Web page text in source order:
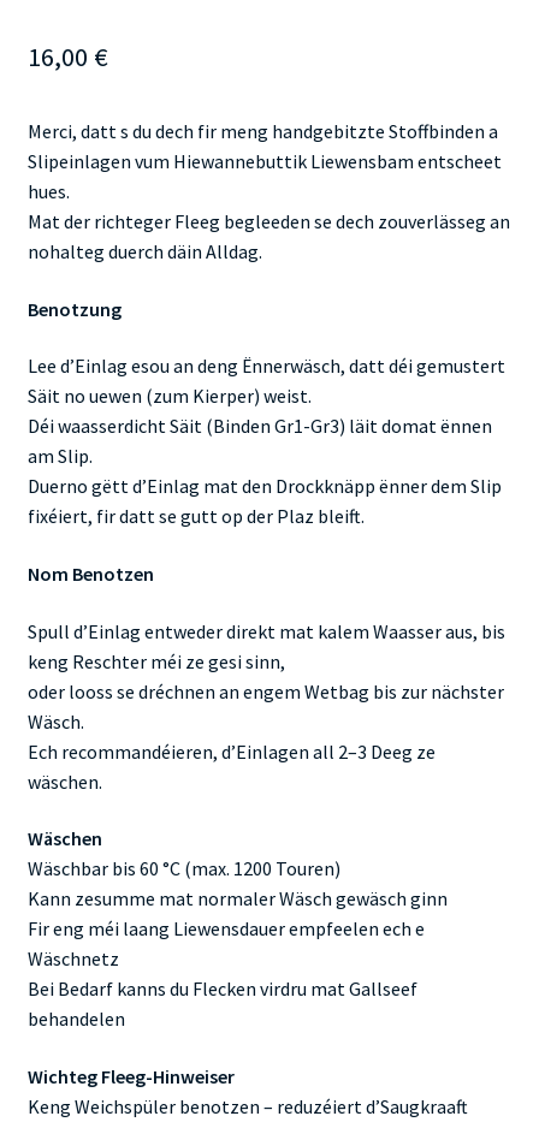
16,00 €
Merci, datt s du dech fir meng handgebitzte Stoffbinden a
Slipeinlagen vum Hiewannebuttik Liewensbam entscheet
hues.
Mat der richteger Fleeg begleeden se dech zouverlässeg an
nohalteg duerch däin Alldag.
Benotzung
Lee d’Einlag esou an deng Ënnerwäsch, datt déi gemustert
Säit no uewen (zum Kierper) weist.
Déi waasserdicht Säit (Binden Gr1-Gr3) läit domat ënnen
am Slip.
Duerno gëtt d’Einlag mat den Drockknäpp ënner dem Slip
fixéiert, fir datt se gutt op der Plaz bleift.
Nom Benotzen
Spull d’Einlag entweder direkt mat kalem Waasser aus, bis
keng Reschter méi ze gesi sinn,
oder looss se dréchnen an engem Wetbag bis zur nächster
Wäsch.
Ech recommandéieren, d’Einlagen all 2–3 Deeg ze
wäschen.
Wäschen
Wäschbar bis 60 °C (max. 1200 Touren)
Kann zesumme mat normaler Wäsch gewäsch ginn
Fir eng méi laang Liewensdauer empfeelen ech e
Wäschnetz
Bei Bedarf kanns du Flecken virdru mat Gallseef
behandelen
Wichteg Fleeg-Hinweiser
Keng Weichspüler benotzen – reduzéiert d’Saugkraaft